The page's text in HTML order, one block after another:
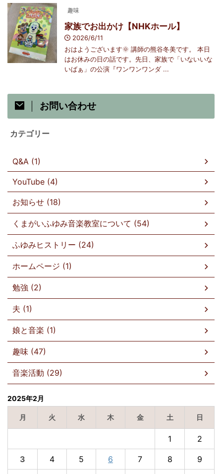
趣味
家族でお出かけ【NHKホール】
2026/6/11
おはようございます🌞 講師の熊谷冬美です。 本日
はお休みの日の話です。先日、家族で「いないいな
いばぁ」の公演『ワンワンワンダ ...
お問い合わせ
カテゴリー
Q&A (1)
YouTube (4)
お知らせ (18)
くまがいふゆみ音楽教室について (54)
ふゆみヒストリー (24)
ホームページ (1)
勉強 (2)
夫 (1)
娘と音楽 (1)
趣味 (47)
音楽活動 (29)
2025年2月
月 火 水 木 金 土 日
1 2
3 4 5 6 7 8 9